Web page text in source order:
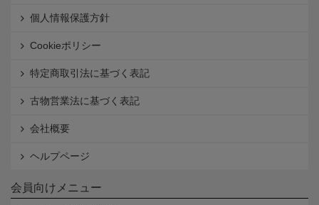
個人情報保護方針
Cookieポリシー
特定商取引法に基づく表記
古物営業法に基づく表記
会社概要
ヘルプページ
会員向けメニュー